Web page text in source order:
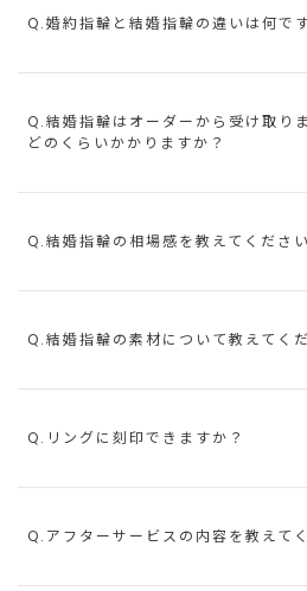
Q.婚約指輪と結婚指輪の違いは何で
Q.結婚指輪はオーダーから受け取り
どのくらいかかりますか？
Q.結婚指輪の相場感を教えてください
Q.結婚指輪の素材について教えてくだ
Q.リングに刻印できますか？
Q.アフターサービスの内容を教えて